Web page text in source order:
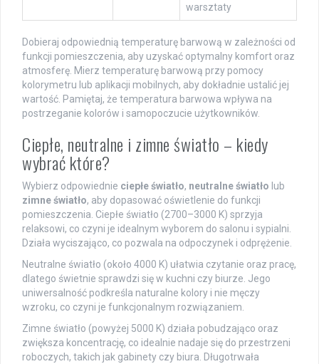
warsztaty
Dobieraj odpowiednią temperaturę barwową w zależności od
funkcji pomieszczenia, aby uzyskać optymalny komfort oraz
atmosferę. Mierz temperaturę barwową przy pomocy
kolorymetru lub aplikacji mobilnych, aby dokładnie ustalić jej
wartość. Pamiętaj, że temperatura barwowa wpływa na
postrzeganie kolorów i samopoczucie użytkowników.
Ciepłe, neutralne i zimne światło – kiedy
wybrać które?
Wybierz odpowiednie ciepłe światło, neutralne światło lub
zimne światło, aby dopasować oświetlenie do funkcji
pomieszczenia. Ciepłe światło (2700–3000 K) sprzyja
relaksowi, co czyni je idealnym wyborem do salonu i sypialni.
Działa wyciszająco, co pozwala na odpoczynek i odprężenie.
Neutralne światło (około 4000 K) ułatwia czytanie oraz pracę,
dlatego świetnie sprawdzi się w kuchni czy biurze. Jego
uniwersalność podkreśla naturalne kolory i nie męczy
wzroku, co czyni je funkcjonalnym rozwiązaniem.
Zimne światło (powyżej 5000 K) działa pobudzająco oraz
zwiększa koncentrację, co idealnie nadaje się do przestrzeni
roboczych, takich jak gabinety czy biura. Długotrwała